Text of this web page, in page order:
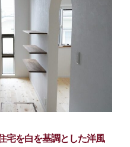
宅を⽩を基調とした洋⾵